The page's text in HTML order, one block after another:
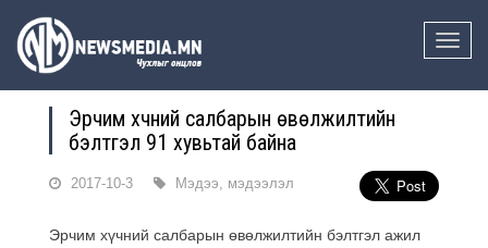
Toggle
Эрчим хүчний салбарын өвөлжилтийн
бэлтгэл 91 хувьтай байна
2017-10-3 Мэдээ, мэдээлэл
Эрчим хүчний салбарын өвөлжилтийн бэлтгэл ажил